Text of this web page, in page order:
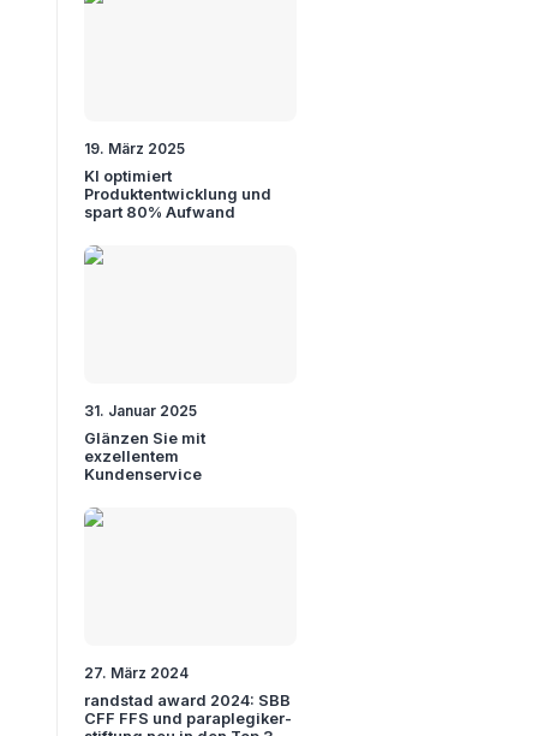
19. März 2025
KI optimiert
Produktentwicklung und
spart 80% Aufwand
31. Januar 2025
Glänzen Sie mit
exzellentem
Kundenservice
27. März 2024
randstad award 2024: SBB
CFF FFS und paraplegiker-